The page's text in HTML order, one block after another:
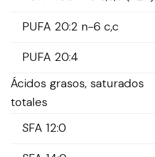
PUFA 20:2 n-6 c,c
PUFA 20:4
Ácidos grasos, saturados
totales
SFA 12:0